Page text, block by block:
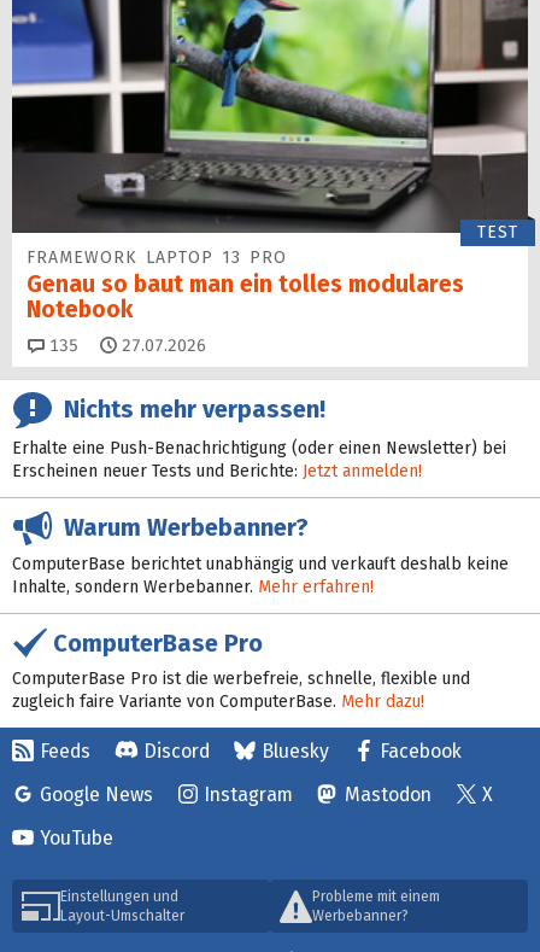
TEST
FRAMEWORK LAPTOP 13 PRO
Genau so baut man ein tolles modulares
Notebook
135 Kommentare
27.07.2026
Nichts mehr verpassen!
Erhalte eine Push-Benachrichtigung (oder einen Newsletter) bei
Erscheinen neuer Tests und Berichte: Jetzt anmelden!
Warum Werbebanner?
ComputerBase berichtet unabhängig und verkauft deshalb keine
Inhalte, sondern Werbebanner. Mehr erfahren!
ComputerBase Pro
ComputerBase Pro ist die werbefreie, schnelle, flexible und
zugleich faire Variante von ComputerBase. Mehr dazu!
Feeds Discord Bluesky
Facebook
Google News
Instagram Mastodon
X
YouTube
Einstellungen und
Layout-Umschalter
Probleme mit einem
Werbebanner?